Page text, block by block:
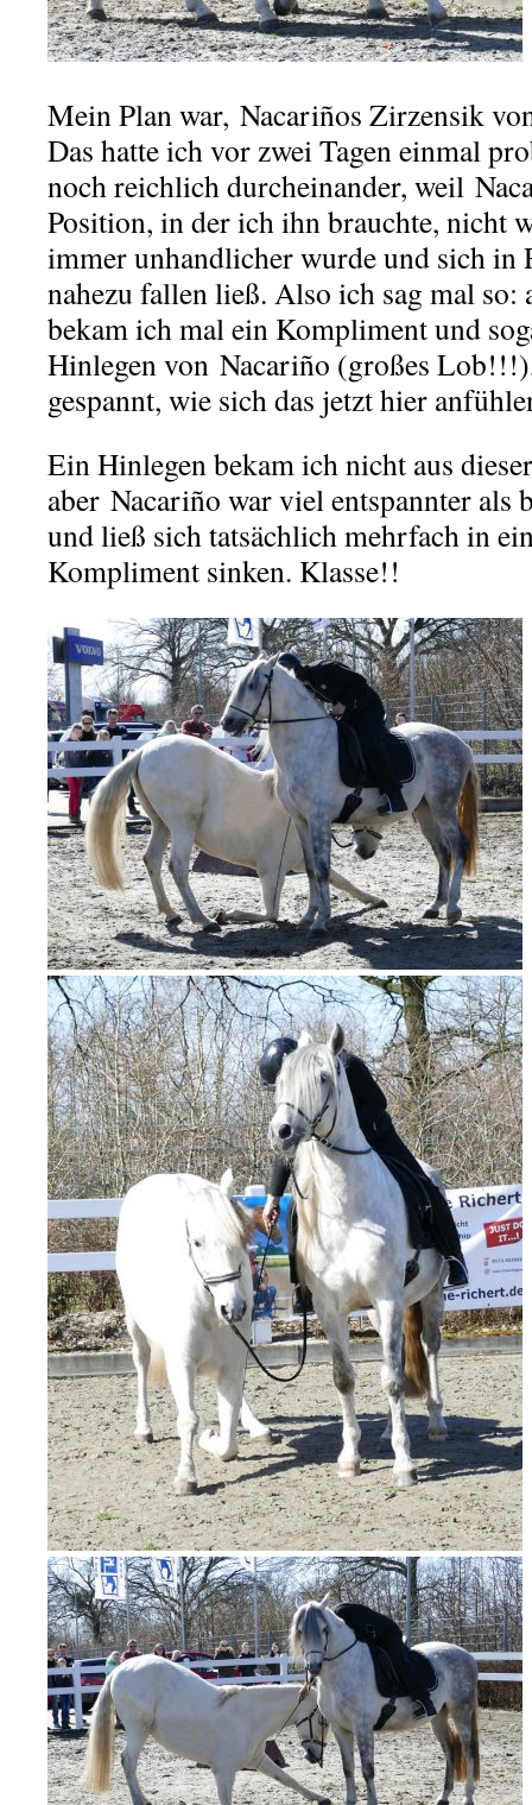
Mein Plan war, Nacariños Zirzensik
Das hatte ich vor zwei Tagen einmal
noch reichlich durcheinander, weil
Position, in der ich ihn brauchte, nicht
immer unhandlicher wurde und sich in
nahezu fallen ließ. Also ich sag mal so:
bekam ich mal ein Kompliment und
Hinlegen von Nacariño (großes
gespannt, wie sich das jetzt hier
Ein Hinlegen bekam ich nicht aus
aber Nacariño war viel entspannter als
und ließ sich tatsächlich mehrfach in
Kompliment sinken. Klasse!!